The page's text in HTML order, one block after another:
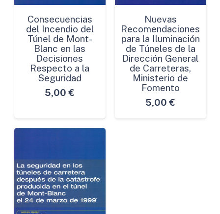
Consecuencias
del Incendio del
Túnel de Mont-
Blanc en las
Decisiones
Respecto a la
Seguridad
5,00 €
Nuevas
Recomendaciones
para la Iluminación
de Túneles de la
Dirección General
de Carreteras,
Ministerio de
Fomento
5,00 €